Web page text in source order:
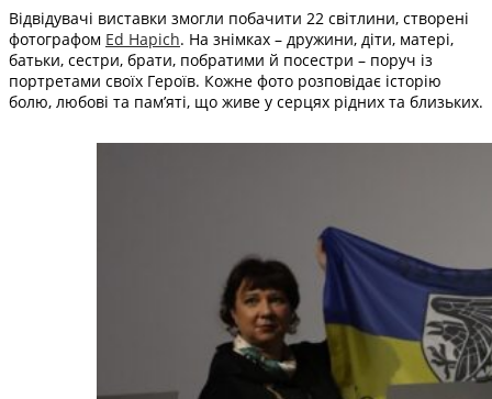
Відвідувачі виставки змогли побачити 22 світлини, створені
фотографом Ed Hapich. На знімках – дружини, діти, матері,
батьки, сестри, брати, побратими й посестри – поруч із
портретами своїх Героїв. Кожне фото розповідає історію
болю, любові та пам’яті, що живе у серцях рідних та близьких.